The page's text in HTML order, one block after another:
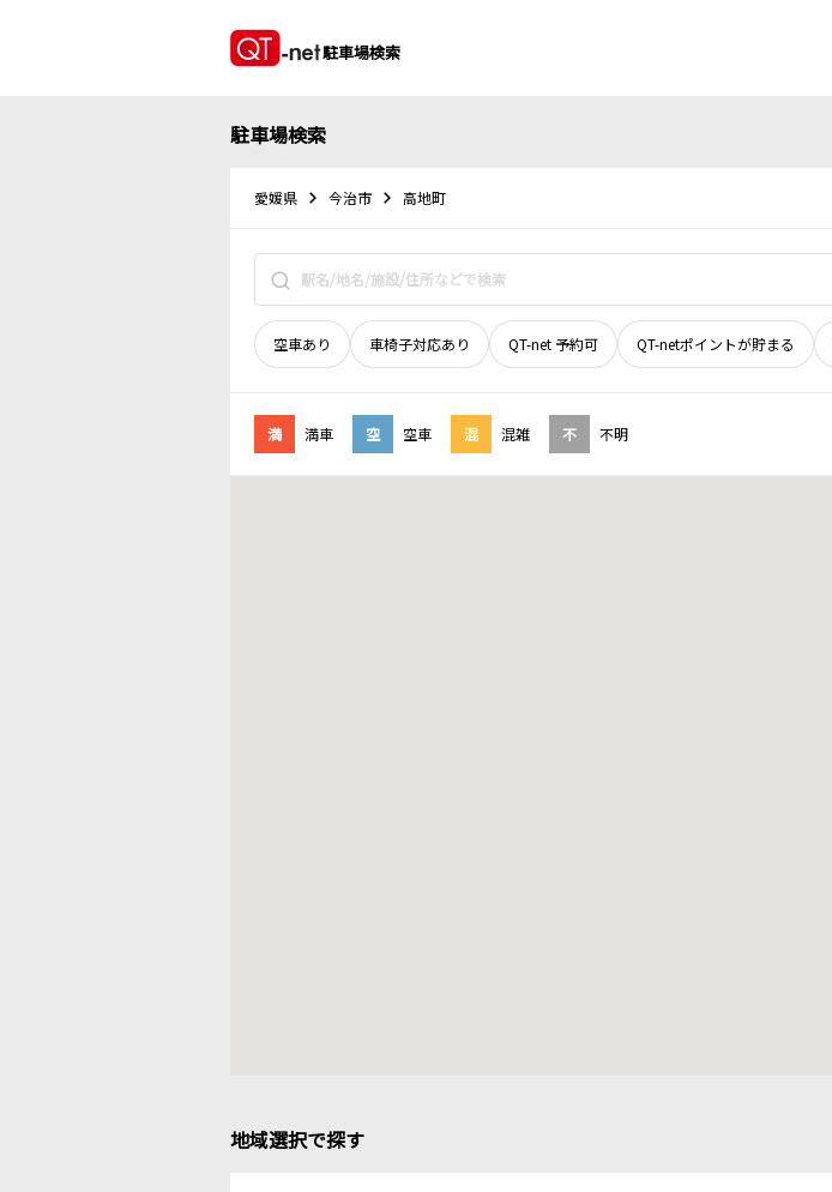
駐車場検索
駐車場検索
愛媛県 今治市 高地町
空車あり 車椅子対応あり QT-net 予約可 QT-netポイントが貯まる
満 満車 空 空車 混 混雑 不 不明
地域選択で探す